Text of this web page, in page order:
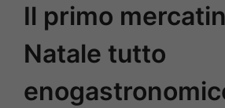
Il primo
Natale tutto